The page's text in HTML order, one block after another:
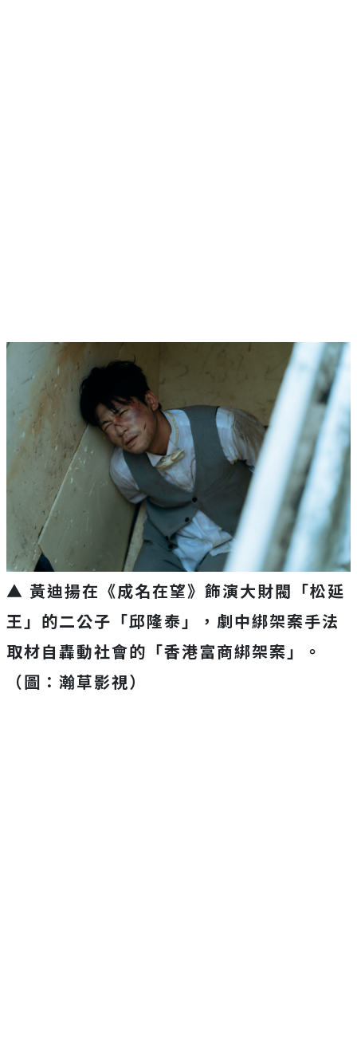
▲ 黃迪揚在《成名在望》飾演大財閥「松延
王」的二公子「邱隆泰」，劇中綁架案手法
取材自轟動社會的「香港富商綁架案」。
（圖：瀚草影視）